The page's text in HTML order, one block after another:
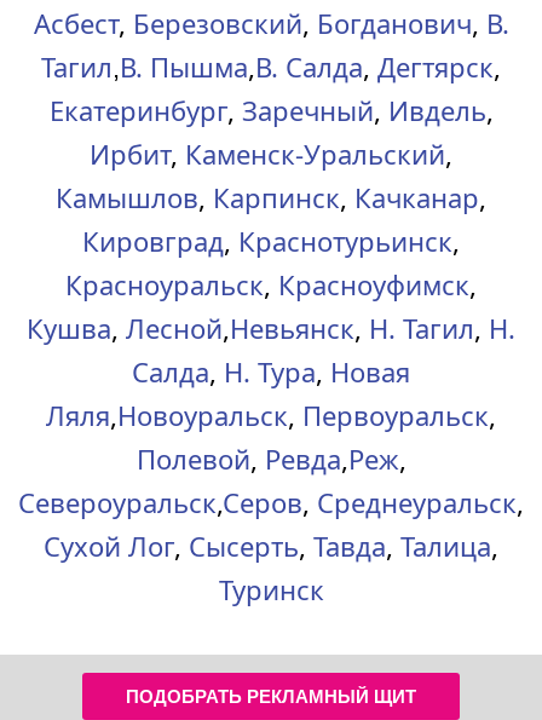
Асбест, Березовский, Богданович, В.
Тагил,В. Пышма,В. Салда, Дегтярск,
Екатеринбург, Заречный, Ивдель,
Ирбит, Каменск-Уральский,
Камышлов, Карпинск, Качканар,
Кировград, Краснотурьинск,
Красноуральск, Красноуфимск,
Кушва, Лесной,Невьянск, Н. Тагил, Н.
Салда, Н. Тура, Новая
Ляля,Новоуральск, Первоуральск,
Полевой, Ревда,Реж,
Североуральск,Серов, Среднеуральск,
Сухой Лог, Сысерть, Тавда, Талица,
Туринск
ПОДОБРАТЬ РЕКЛАМНЫЙ ЩИТ